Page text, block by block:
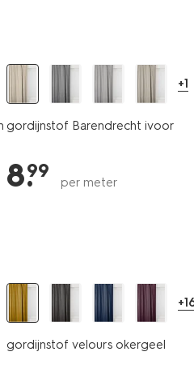
+1
gordijnstof Barendrecht ivoor
8.
99
per meter
gordijnstof velours okergeel